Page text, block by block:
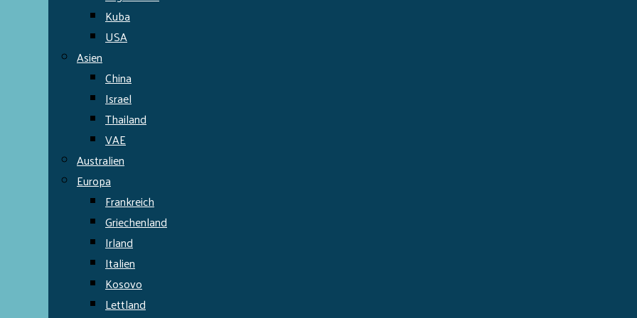
Kuba
USA
Asien
China
Israel
Thailand
VAE
Australien
Europa
Frankreich
Griechenland
Irland
Italien
Kosovo
Lettland